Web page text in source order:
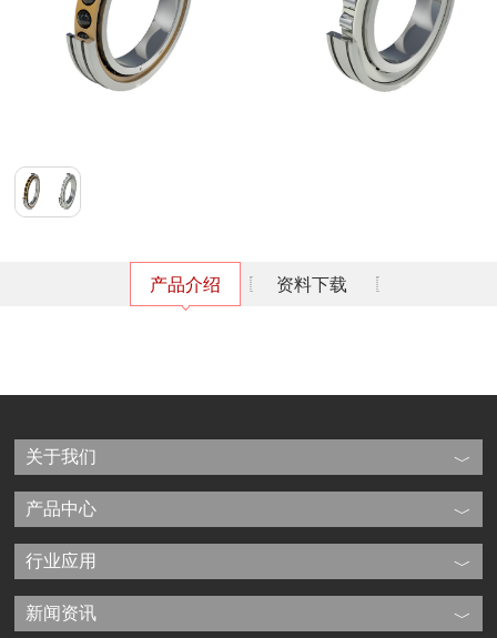
产品介绍 资料下载
关于我们
产品中心
行业应用
新闻资讯